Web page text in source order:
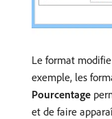
Le format
exemple, les
Pourcentage
et de faire